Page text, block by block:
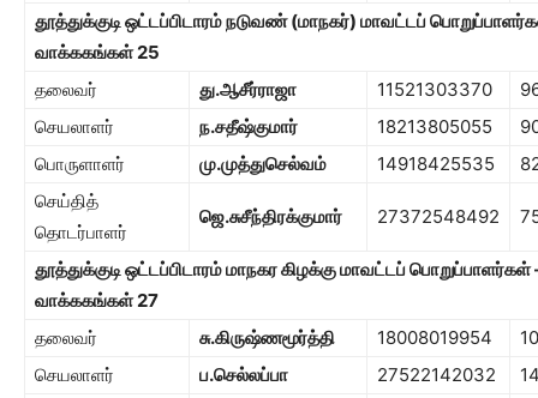
தூத்துக்குடி ஒட்டப்பிடாரம் நடுவண் (மாநகர்) மாவட்டப்
வாக்ககங்கள்25
தலைவர்
து.ஆசீர்ராஜா 11521303370
செயலாளர்
ந.சதீஷ்குமார் 18213805055
பொருளாளர்
மு.முத்துசெல்வம் 14918425535
செய்தித்
தொடர்பாளர்
ஜெ.சுசீந்திரக்குமார் 27372548492
தூத்துக்குடி ஒட்டப்பிடாரம் மாநகர கிழக்கு மாவட்டப் பொறுப்பாளர்கள்
வாக்ககங்கள்27
தலைவர்
சு.கிருஷ்ணமூர்த்தி 18008019954
செயலாளர்
ப.செல்லப்பா 27522142032